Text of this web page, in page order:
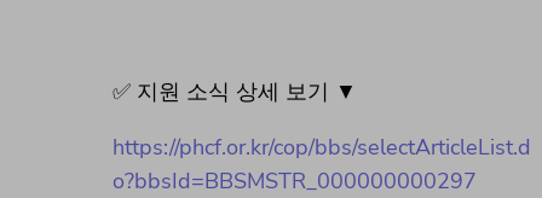
✅ 지원 소식 상세 보기 ▼
https://phcf.or.kr/cop/bbs/selectArticleList.d
o?bbsId=BBSMSTR_000000000297